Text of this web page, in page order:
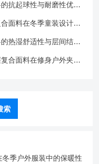
抗起球性与耐磨性优化
面料在冬季童装设计中
热湿舒适性与层间结合
合面料在修身户外夹克
索
季户外服装中的保暖性